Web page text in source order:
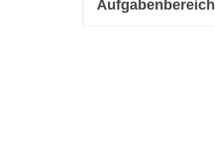
Aufgabenbereich